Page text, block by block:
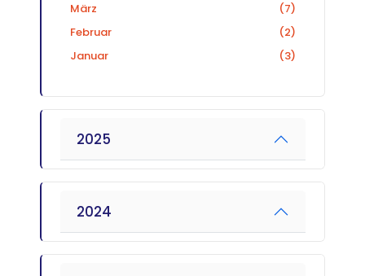
März
(7)
Februar
(2)
Januar
(3)
2025
2024